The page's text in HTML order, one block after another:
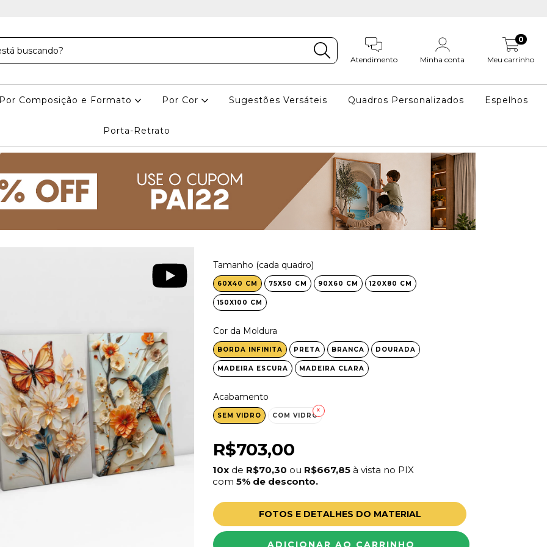
Atendimento Minha conta Meu carrinho
0
Composição e Formato Por Cor Sugestões Versáteis Quadros Personalizados Espelhos
Porta-Retrato
Tamanho (cada quadro)
60X40 CM 75X50 CM 90X60 CM 120X80 CM
150X100 CM
Cor da Moldura
BORDA INFINITA PRETA BRANCA DOURADA
MADEIRA ESCURA MADEIRA CLARA
Acabamento
SEM VIDRO COM VIDRO
R$703,00
10x de R$70,30 ou R$667,85 à vista no PIX
com 5% de desconto.
FOTOS E DETALHES DO MATERIAL